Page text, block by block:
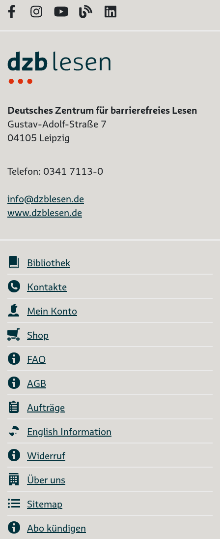
FacebookInstagram
YouTubeBlog
Deutsches Zentrum für barrierefreies Lesen
Gustav-Adolf-Straße 7
04105 Leipzig
Telefon: 0341 7113-0
info@dzblesen.de
www.dzblesen.de
Bibliothek
Kontakte
Mein Konto
Shop
FAQ
AGB
Aufträge
English Information
Widerruf
Über uns
Sitemap
Abo kündigen